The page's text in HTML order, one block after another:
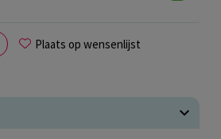
Plaats op wensenlijst